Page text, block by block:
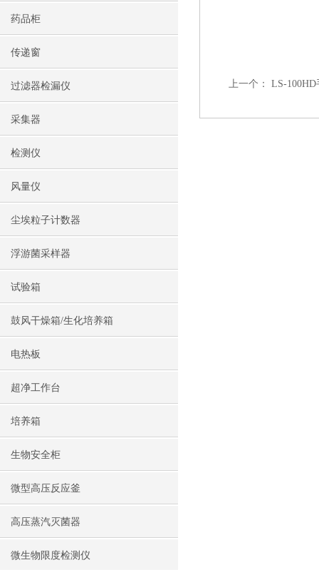
药品柜
传递窗
过滤器检漏仪
采集器
检测仪
风量仪
尘埃粒子计数器
浮游菌采样器
试验箱
鼓风干燥箱/生化培养箱
电热板
超净工作台
培养箱
生物安全柜
微型高压反应釜
高压蒸汽灭菌器
微生物限度检测仪
上一个： LS-